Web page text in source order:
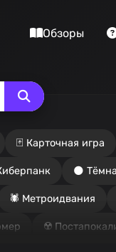
Обзоры
🃏 Карточная игра
🌑
🕷️ Метроидвания
☢️